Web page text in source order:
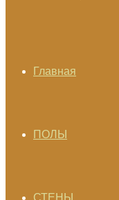
Главная
ПОЛЫ
СТЕНЫ